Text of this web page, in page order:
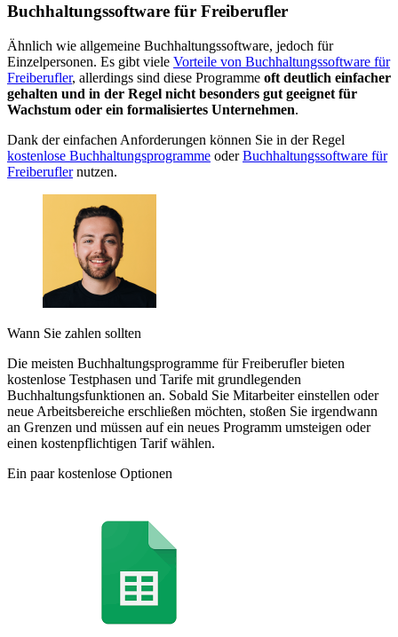
Buchhaltungssoftware für Freiberufler
Ähnlich wie allgemeine Buchhaltungssoftware, jedoch für
Einzelpersonen. Es gibt viele Vorteile von Buchhaltungssoftware für
Freiberufler, allerdings sind diese Programme oft deutlich einfacher
gehalten und in der Regel nicht besonders gut geeignet für
Wachstum oder ein formalisiertes Unternehmen.
Dank der einfachen Anforderungen können Sie in der Regel
kostenlose Buchhaltungsprogramme oderBuchhaltungssoftware für
Freiberuflernutzen.
Wann Sie zahlen sollten
Die meisten Buchhaltungsprogramme für Freiberufler bieten
kostenlose Testphasen und Tarife mit grundlegenden
Buchhaltungsfunktionen an. Sobald Sie Mitarbeiter einstellen oder
neue Arbeitsbereiche erschließen möchten, stoßen Sie irgendwann
an Grenzen und müssen auf ein neues Programm umsteigen oder
einen kostenpflichtigen Tarif wählen.
Ein paar kostenlose Optionen